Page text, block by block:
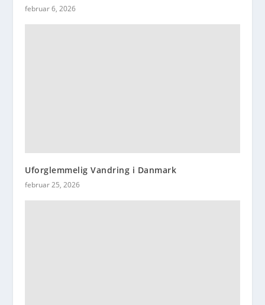
februar 6, 2026
Uforglemmelig Vandring i Danmark
februar 25, 2026